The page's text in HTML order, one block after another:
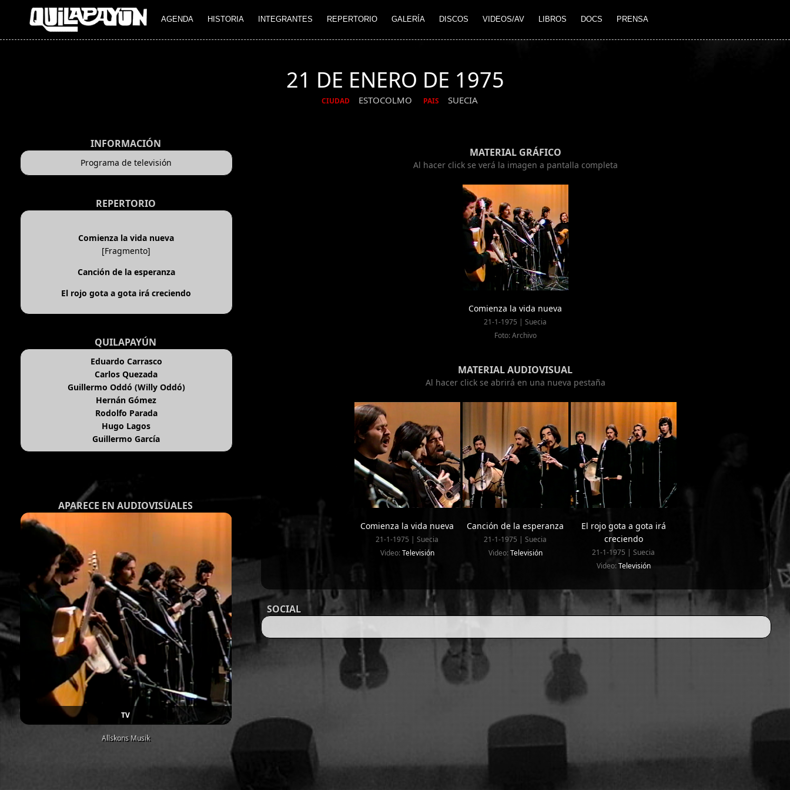
AGENDA HISTORIA INTEGRANTES REPERTORIO GALERÍA DISCOS VIDEOS/AV LIBROS DOCS PRENSA
21 DE ENERO DE 1975
CIUDAD ESTOCOLMO PAIS SUECIA
INFORMACIÓN
Programa de televisión
REPERTORIO
Comienza la vida nueva
[Fragmento]
Canción de la esperanza
El rojo gota a gota irá creciendo
QUILAPAYÚN
Eduardo Carrasco
Carlos Quezada
Guillermo Oddó (Willy Oddó)
Hernán Gómez
Rodolfo Parada
Hugo Lagos
Guillermo García
APARECE EN AUDIOVISUALES
TV
Allskons Musik
MATERIAL GRÁFICO
Al hacer click se verá la imagen a pantalla completa
Comienza la vida nueva
21-1-1975 | Suecia
Foto: Archivo
MATERIAL AUDIOVISUAL
Al hacer click se abrirá en una nueva pestaña
Comienza la vida nueva
21-1-1975 | Suecia
Video:Televisión
Canción de la esperanza
21-1-1975 | Suecia
Video:Televisión
El rojo gota a gota irá
creciendo
21-1-1975 | Suecia
Video:Televisión
SOCIAL